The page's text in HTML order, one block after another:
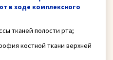
в ходе комплексного
тканей полости рта;
костной ткани верхней